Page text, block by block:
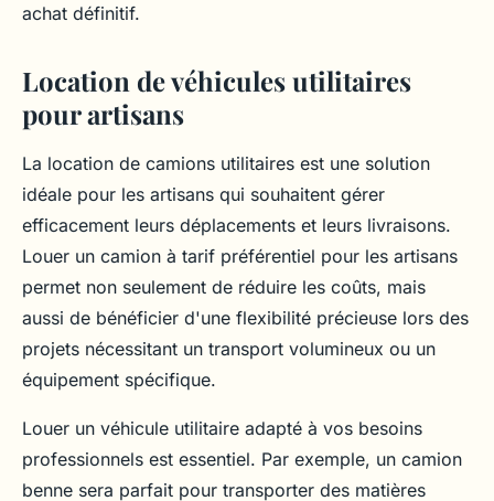
achat définitif.
Location de véhicules utilitaires
pour artisans
La location de camions utilitaires est une solution
idéale pour les artisans qui souhaitent gérer
efficacement leurs déplacements et leurs livraisons.
Louer un camion à tarif préférentiel pour les artisans
permet non seulement de réduire les coûts, mais
aussi de bénéficier d'une flexibilité précieuse lors des
projets nécessitant un transport volumineux ou un
équipement spécifique.
Louer un véhicule utilitaire adapté à vos besoins
professionnels est essentiel. Par exemple, un camion
benne sera parfait pour transporter des matières